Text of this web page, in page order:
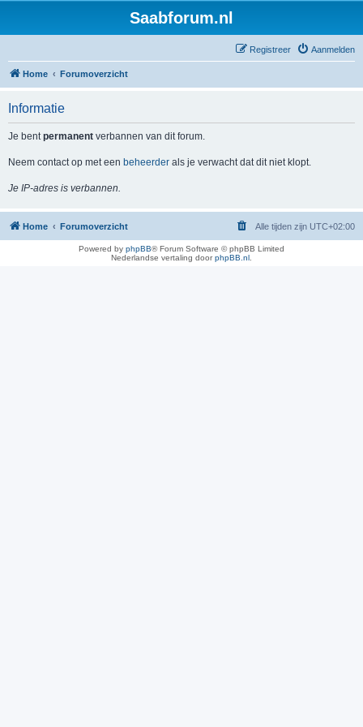
Saabforum.nl
Aanmelden
Registreer
Home Forumoverzicht
Informatie
Je bentpermanent verbannen van dit forum.
Neem contact op met een beheerder als je verwacht dat dit niet klopt.
Je IP-adres is verbannen.
Home Forumoverzicht Alle tijden zijn UTC+02:00
Powered by phpBB® Forum Software © phpBB Limited
Nederlandse vertaling doorphpBB.nl